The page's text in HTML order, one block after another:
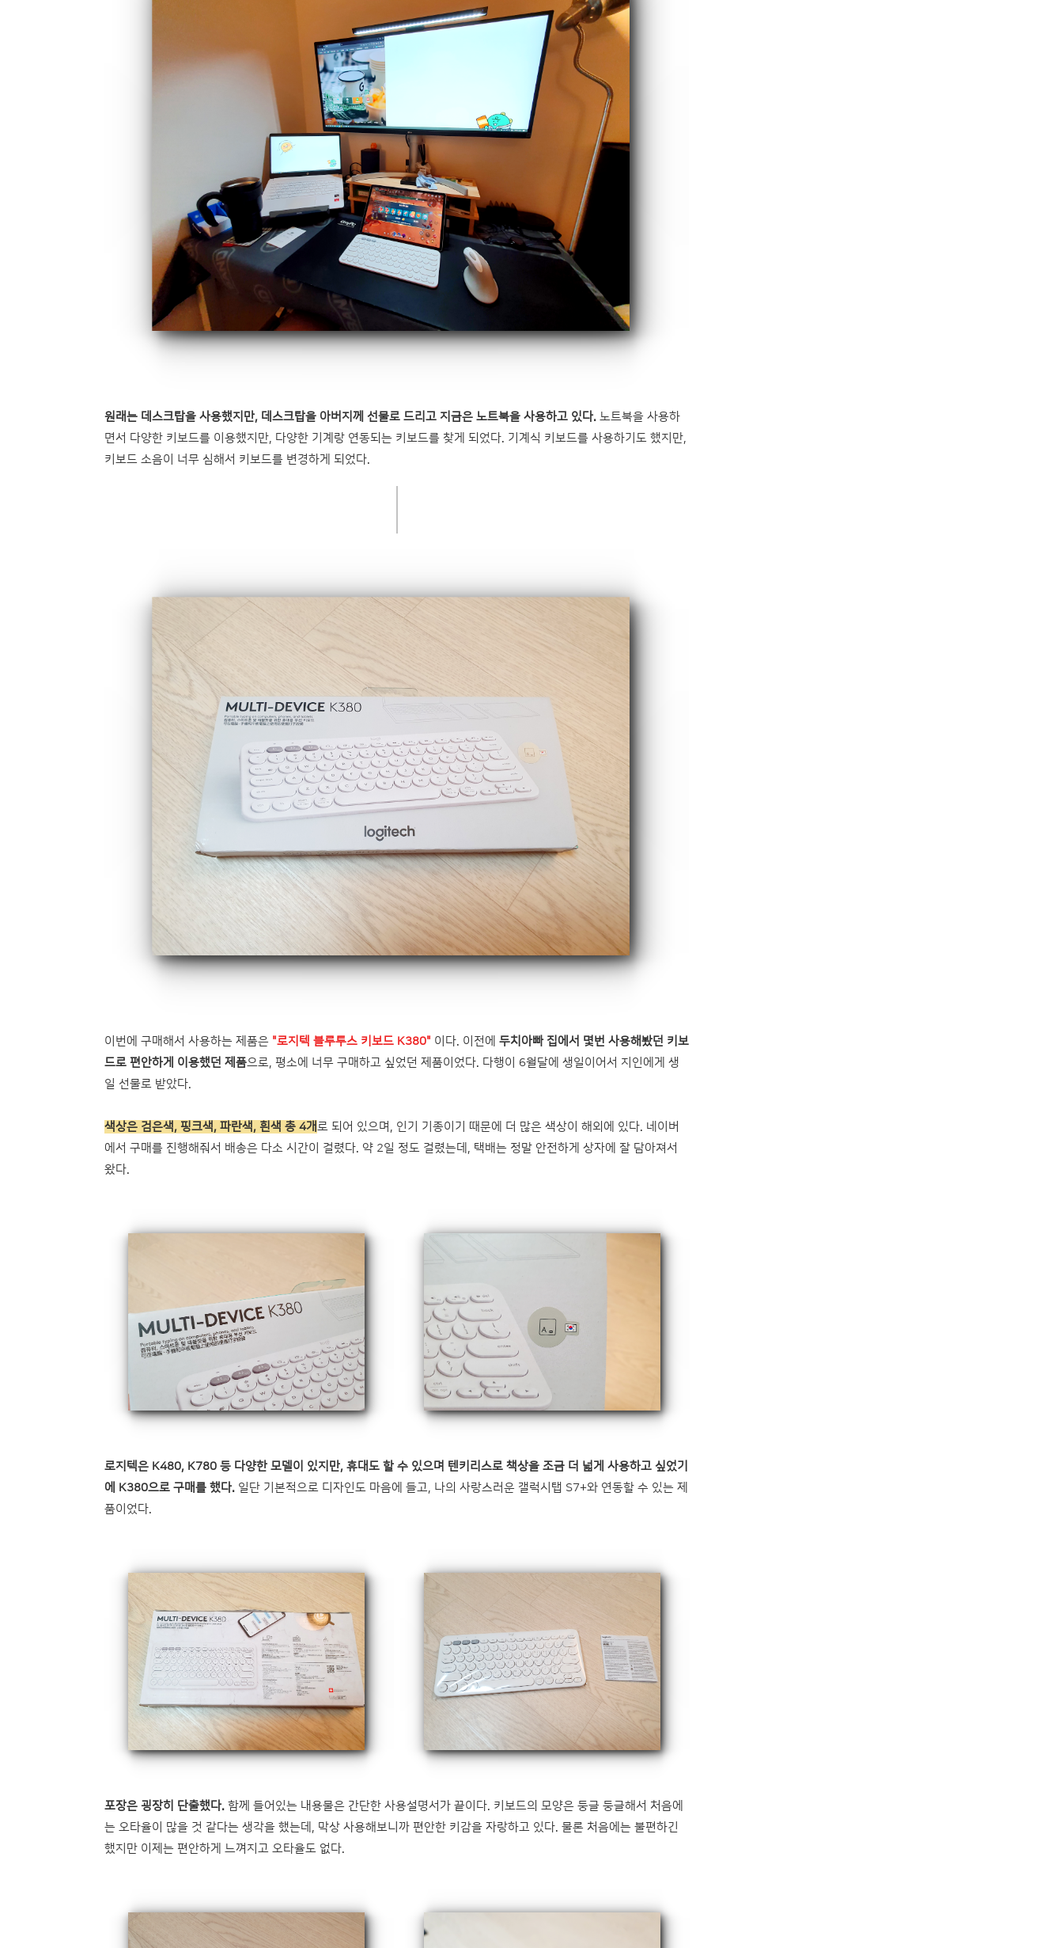
원래는 데스크탑을 사용했지만, 데스크탑을 아버지께 선물로 드리고 지금은 노트북을 사용하고 있다. 노트북을 사용하
면서 다양한 키보드를 이용했지만, 다양한 기계랑 연동되는 키보드를 찾게 되었다. 기계식 키보드를 사용하기도 했지만,
키보드 소음이 너무 심해서 키보드를 변경하게 되었다.
이번에 구매해서 사용하는 제품은 "로지텍 블루투스 키보드 K380" 이다. 이전에 두치아빠 집에서 몇번 사용해봤던 키보
드로 편안하게 이용했던 제품으로, 평소에 너무 구매하고 싶었던 제품이었다. 다행이 6월달에 생일이어서 지인에게 생
일 선물로 받았다.
색상은 검은색, 핑크색, 파란색, 흰색 총 4개로 되어 있으며, 인기 기종이기 때문에 더 많은 색상이 해외에 있다. 네이버
에서 구매를 진행해줘서 배송은 다소 시간이 걸렸다. 약 2일 정도 걸렸는데, 택배는 정말 안전하게 상자에 잘 담아져서
왔다.
로지텍은 K480, K780 등 다양한 모델이 있지만, 휴대도 할 수 있으며 텐키리스로 책상을 조금 더 넓게 사용하고 싶었기
에 K380으로 구매를 했다. 일단 기본적으로 디자인도 마음에 들고, 나의 사랑스러운 갤럭시탭 S7+와 연동할 수 있는 제
품이었다.
포장은 굉장히 단출했다. 함께 들어있는 내용물은 간단한 사용설명서가 끝이다. 키보드의 모양은 둥글 둥글해서 처음에
는 오타율이 많을 것 같다는 생각을 했는데, 막상 사용해보니까 편안한 키감을 자랑하고 있다. 물론 처음에는 불편하긴
했지만 이제는 편안하게 느껴지고 오타율도 없다.